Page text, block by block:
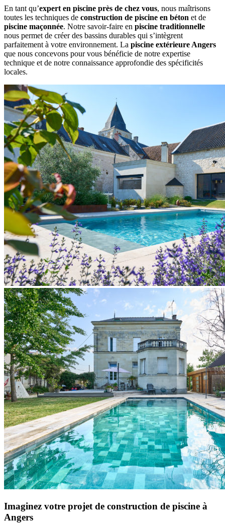
En tant qu’expert en piscine près de chez vous, nous maîtrisons
toutes les techniques de construction de piscine en béton et de
piscine maçonnée. Notre savoir-faire en piscine traditionnelle
nous permet de créer des bassins durables qui s’intègrent
parfaitement à votre environnement. La piscine extérieure Angers
que nous concevons pour vous bénéficie de notre expertise
technique et de notre connaissance approfondie des spécificités
locales.
Imaginez votre projet de construction de piscine à
Angers